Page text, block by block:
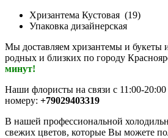
(Арт.0019)
Хризантема Кустовая (19)
Упаковка дизайнерская
Мы доставляем хризантемы и букеты
родных и близких по городу
минут!
Наши флористы на связи с 11:00-
номеру: +79029403319
В нашей профессиональной
свежих цветов, которые Вы можете